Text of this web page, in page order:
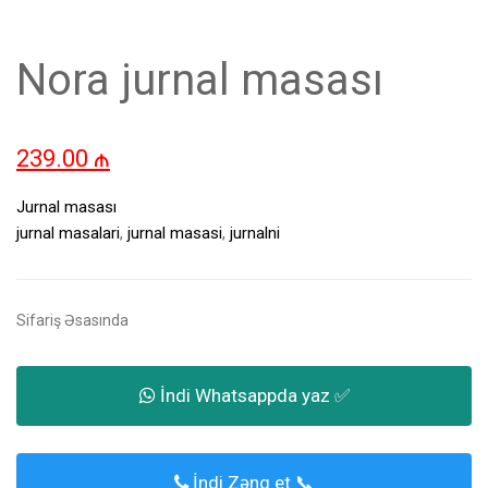
Nora jurnal masası
239.00 ₼
Jurnal masası
jurnal masalari, jurnal masasi, jurnalni
Sifariş Əsasında
İndi Whatsappda yaz ✅
İndi Zəng et 📞